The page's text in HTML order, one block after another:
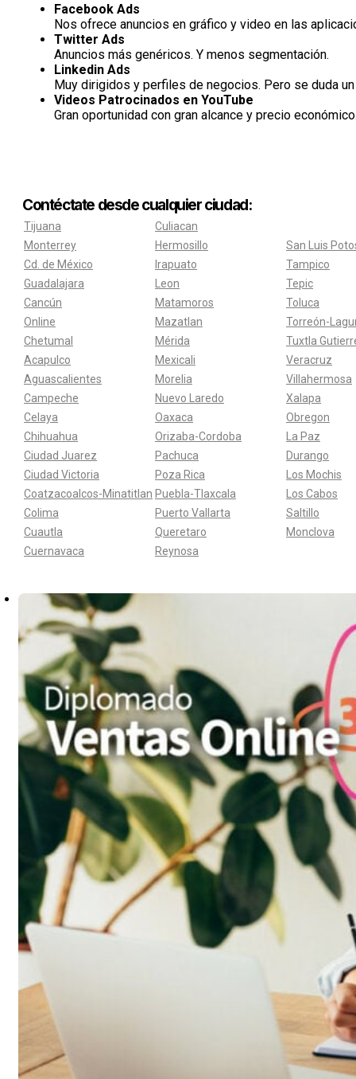
Facebook Ads
Nos ofrece anuncios en gráfico y video en las
Twitter Ads
Anuncios más genéricos. Y menos segmentación.
Linkedin Ads
Muy dirigidos y perfiles de negocios. Pero se duda
Videos Patrocinados en YouTube
Gran oportunidad con gran alcance y precio
Contéctate desde cualquier ciudad:
Tijuana
Monterrey
Cd. de México
Guadalajara
Cancún
Online
Chetumal
Acapulco
Aguascalientes
Campeche
Celaya
Chihuahua
Ciudad Juarez
Ciudad Victoria
Coatzacoalcos-Minatitlan
Colima
Cuautla
Cuernavaca
Culiacan
Hermosillo
Irapuato
Leon
Matamoros
Mazatlan
Mérida
Mexicali
Morelia
Nuevo Laredo
Oaxaca
Orizaba-Cordoba
Pachuca
Poza Rica
Puebla-Tlaxcala
Puerto Vallarta
Queretaro
Reynosa
San Luis
Tampico
Tepic
Toluca
Torreón-
Tuxtla
Veracruz
Villahermosa
Xalapa
Obregon
La Paz
Durango
Los Mochis
Los Cabos
Saltillo
Monclova